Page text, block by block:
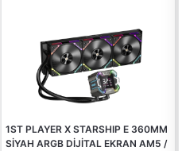
1ST PLAYER X STARSHIP E 360MM
SİYAH ARGB DİJİTAL EKRAN AM5 /